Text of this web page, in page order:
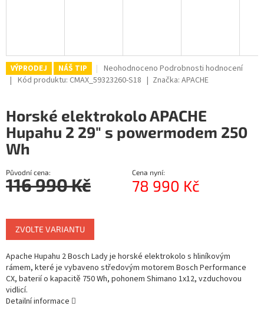
A
VÝPRODEJ NÁŠ TIP
Průměrné
hodnocení
0,0
z
5
Neohodnoceno Podrobnosti hodnocení
Kód produktu: CMAX_59323260-S18 Značka:APACHE
Horské elektrokolo APACHE
Hupahu 2 29" s powermodem 250
Wh
Původní cena:
116 990 Kč
Cena nyní:
78 990 Kč
cena:
ZVOLTE VARIANTU
Apache Hupahu 2 Bosch Lady je horské elektrokolo s hliníkovým
rámem, které je vybaveno středovým motorem Bosch Performance
CX, baterií o kapacitě 750 Wh, pohonem Shimano 1x12, vzduchovou
vidlicí.
Detailní informace